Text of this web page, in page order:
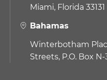
Miami, Florida 33131
Bahamas
Winterbotham
Streets, P.O. Box